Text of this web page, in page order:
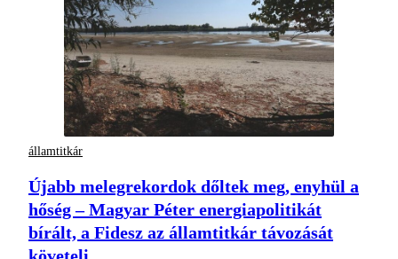
államtitkár
Újabb melegrekordok dőltek meg, enyhül a
hőség – Magyar Péter energiapolitikát
bírált, a Fidesz az államtitkár távozását